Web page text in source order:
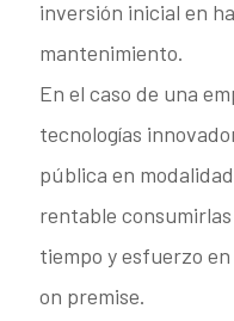
inversión inicial en
mantenimiento.
En el caso de una
tecnologías
pública en
rentable
tiempo y esfuerzo
on premise.